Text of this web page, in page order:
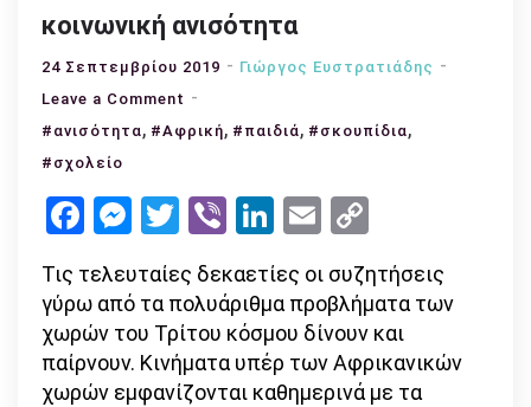
κοινωνική ανισότητα
24 Σεπτεμβρίου 2019
Γιώργος Ευστρατιάδης
Leave a Comment on
Όταν
του
εκπαιδεύουν
και
περιορίζουν
την
κοινωνική
#ανισότητα, #Αφρική, #παιδιά, #σκουπίδια,
#σχολείο
Facebook
Messenger
Twitter
ViberLinkedIn
Email
Link
Τις τελευταίες δεκαετίες οι συζητήσεις
γύρω από τα πολυάριθμα προβλήματα των
χωρών του Τρίτου κόσμου δίνουν και
παίρνουν. Κινήματα υπέρ των Αφρικανικών
χωρών εμφανίζονται καθημερινά με τα